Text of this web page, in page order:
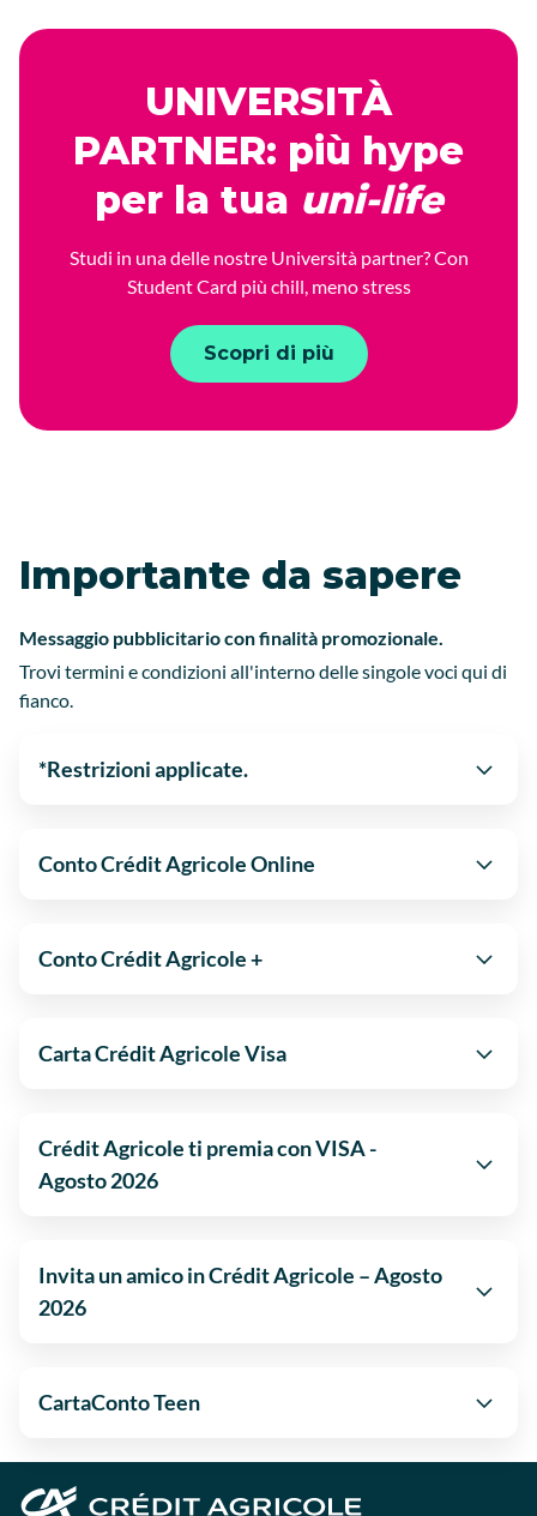
UNIVERSITÀ
PARTNER: più hype
per la tua uni-life
Studi in una delle nostre Università partner? Con
Student Card più chill, meno stress
Scopri di più
Importante da sapere
Messaggio pubblicitario con finalità promozionale.
Trovi termini e condizioni all'interno delle singole voci qui di
fianco.
*Restrizioni applicate.
Conto Crédit Agricole Online
Conto Crédit Agricole +
Carta Crédit Agricole Visa
Crédit Agricole ti premia con VISA -
Agosto 2026
Invita un amico in Crédit Agricole – Agosto
2026
CartaConto Teen